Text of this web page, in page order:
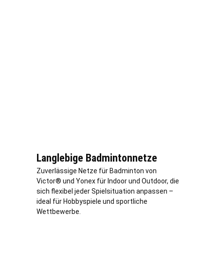
Langlebige Badmintonnetze
Zuverlässige Netze für Badminton von
Victor® und Yonex für Indoor und Outdoor, die
sich flexibel jeder Spielsituation anpassen –
ideal für Hobbyspiele und sportliche
Wettbewerbe.